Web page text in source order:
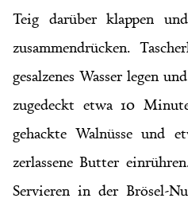
Teig darüber klappen
zusammendrücken.
gesalzenes Wasser legen
zugedeckt etwa 10
gehackte Walnüsse und
zerlassene Butter
Servieren in der Brösel-